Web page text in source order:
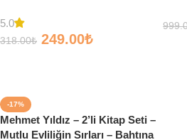
5.0
318.00₺ 249.00₺
-17%
Mehmet Yıldız – 2’li Kitap Seti –
Mutlu Evliliğin Sırları – Bahtına